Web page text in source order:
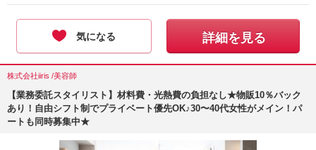
気になる 詳細を見る
株式会社iiris /美容師
【業務委託スタイリスト】材料費・光熱費の負担なし★物販10％バック
あり！自由シフト制でプライベート優先OK♪30〜40代女性がメイン！パ
ートも同時募集中★